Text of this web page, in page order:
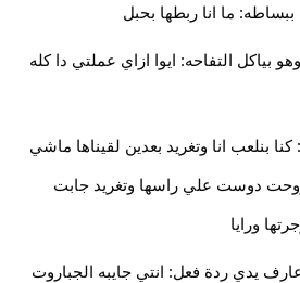
ما انا ربطها بحبل
بياكل التفاحه: ايوا ازاي عملتي دا كله
بنلعب انا وتغريد بعدين لقيناها ماشي
دوست علي راسها وتغريد جابت
ورايا
يدي ردة فعل: انتي جايبه الجباروت